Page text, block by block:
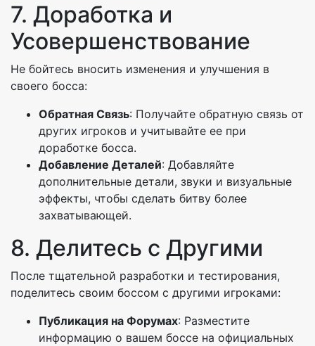
7. Доработка и
Усовершенствование
Не бойтесь вносить изменения и улучшения в
своего босса:
Обратная Связь: Получайте обратную связь от
других игроков и учитывайте ее при
доработке босса.
Добавление Деталей: Добавляйте
дополнительные детали, звуки и визуальные
эффекты, чтобы сделать битву более
захватывающей.
8. Делитесь с Другими
После тщательной разработки и тестирования,
поделитесь своим боссом с другими игроками:
Публикация на Форумах: Разместите
информацию о вашем боссе на официальных